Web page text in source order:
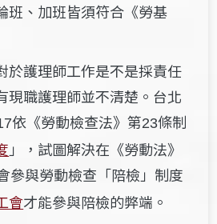
班、加班皆須符合《勞基
於護理師工作是不是採責任
現職護理師並不清楚。 台北
依《勞動檢查法》第23條制
」，試圖解決在《勞動法》
參與勞動檢查「陪檢」制度
會才能參與陪檢的弊端。